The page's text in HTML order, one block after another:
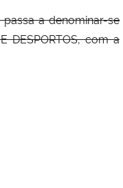
a denominar-se
DESPORTOS, com a